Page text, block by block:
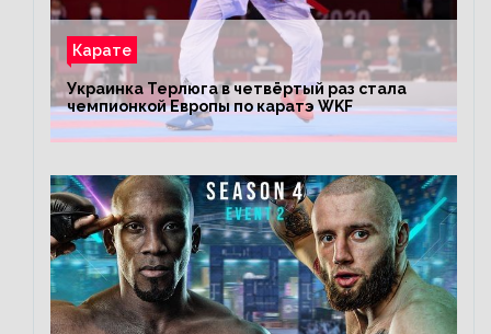
Карате
Украинка Терлюга в четвёртый раз стала
чемпионкой Европы по каратэ WKF